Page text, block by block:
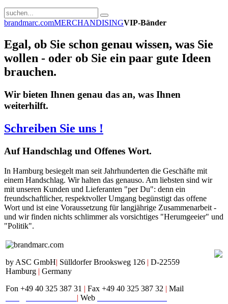
brandmarc.comMERCHANDISINGVIP-Bänder
Egal, ob Sie schon genau wissen, was Sie
wollen - oder ob Sie ein paar gute Ideen
brauchen.
Wir bieten Ihnen genau das an, was Ihnen
weiterhilft.
Schreiben Sie uns !
AufHandschlag und Offenes Wort.
In Hamburg besiegelt man seit Jahrhunderten die Geschäfte mit
einem Handschlag. Wir halten das genauso. Am liebsten sind wir
mit unseren Kunden und Lieferanten "per Du": denn ein
freundschaftlicher, respektvoller Umgang begünstigt das offene
Wort und ist eine Voraussetzung für langjährige Zusammenarbeit -
und wir finden nichts schlimmer als vorsichtiges "Herumgeeier" und
"Politik".
by ASC GmbH| Sülldorfer Brooksweg 126 | D-22559
Hamburg | Germany
Fon +49 40 325 387 31 | Fax +49 40 325 387 32 | Mail
| Web